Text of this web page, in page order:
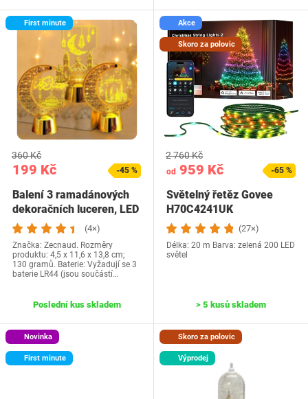
First minute
199 Kč
360 Kč
-45 %
Balení 3 ramadánových
dekoračních luceren, LED
ramadánová…
(4×)
Značka: Zecnaud. Rozměry
produktu: 4,5 x 11,6 x 13,8 cm;
130 gramů. Baterie: Vyžadují se 3
baterie LR44 (jsou součástí…
Poslední kus skladem
Akce
Skoro za polovic
od 959 Kč
2 760 Kč
-65 %
Světelný řetěz Govee
H70C4241UK
(27×)
Délka: 20 m Barva: zelená 200 LED
světel
> 5 kusů skladem
Novinka
First minute
Skoro za polovic
Výprodej